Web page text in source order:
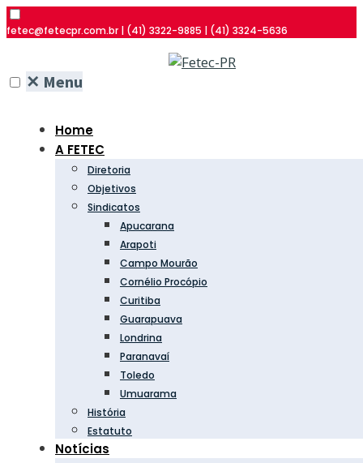
fetec@fetecpr.com.br | (41) 3322-9885 | (41) 3324-5636
✕ Menu
Home
A FETEC
Diretoria
Objetivos
Sindicatos
Apucarana
Arapoti
Campo Mourão
Cornélio Procópio
Curitiba
Guarapuava
Londrina
Paranavaí
Toledo
Umuarama
História
Estatuto
Notícias